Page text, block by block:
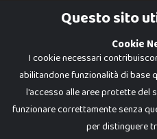
Cookie PolicyQuesto sito
Cookie
I cookie necessari
abilitandone funzionalità di base
l'accesso alle aree protette del
funzionare correttamente senza
per distinguere